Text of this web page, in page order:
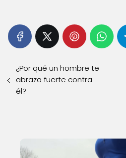
¿Por qué un hombre te
abraza fuerte contra
él?